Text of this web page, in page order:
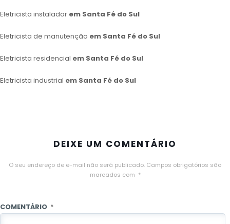
Eletricista instalador em Santa Fé do Sul
Eletricista de manutenção em Santa Fé do Sul
Eletricista residencial em Santa Fé do Sul
Eletricista industrial em Santa Fé do Sul
DEIXE UM COMENTÁRIO
O seu endereço de e-mail não será publicado. Campos obrigatórios são
marcados com *
COMENTÁRIO *